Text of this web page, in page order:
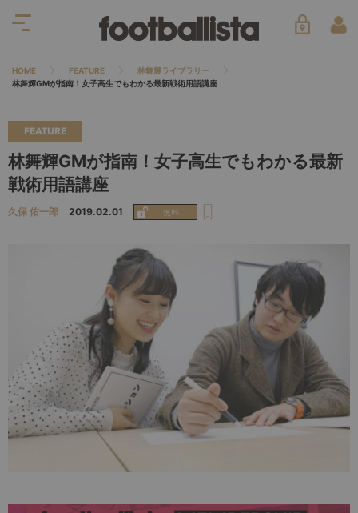
HOME FEATURE
林舞輝ライブラリー
林舞輝GMが指南！女子高生でもわかる最新戦術用語講座
FEATURE
林舞輝GMが指南！女子高生でもわかる最新
戦術用語講座
久保 佑一郎 2019.02.01